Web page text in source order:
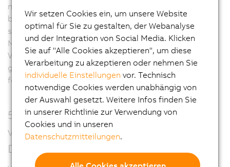
negativ auf Ihren Arbeitsauftrag auswirken könnten,
beispielsweise dahingehend, dass wir nicht in der Lage
sind, angeforderte vorvertragliche oder vertragliche
Maßnahmen zum Abschluss oder zur Erfüllung eines
Vertrages mit Ihnen zu ergreifen oder die von Ihnen
gewünschte Geschäftsbeziehung aufzubauen und
fortzusetzen.
5. Auf welcher Rechtsgrundlage
verarbeiten wir Ihre personenbezogenen
Daten?
Wir setzen Cookies ein, um unsere Website
optimal für Sie zu gestalten, der Webanalyse
und der Integration von Social Media. Klicken
Sie auf "Alle Cookies akzeptieren", um diese
Verarbeitung zu akzeptieren oder nehmen Sie
individuelle Einstellungen vor. Technisch
notwendige Cookies werden unabhängig von
der Auswahl gesetzt. Weitere Infos finden Sie
in unserer Richtlinie zur Verwendung von
Cookies und in unseren
Datenschutzmitteilungen.